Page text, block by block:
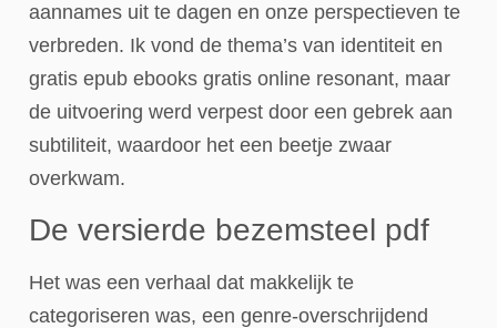
aannames uit te dagen en onze perspectieven te
verbreden. Ik vond de thema’s van identiteit en
gratis epub ebooks gratis online resonant, maar
de uitvoering werd verpest door een gebrek aan
subtiliteit, waardoor het een beetje zwaar
overkwam.
De versierde bezemsteel pdf
Het was een verhaal dat makkelijk te
categoriseren was, een genre-overschrijdend